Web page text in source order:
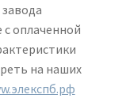
оплаченной
на наших